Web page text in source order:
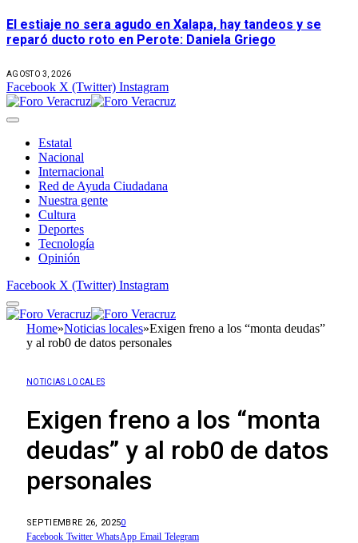
El estiaje no sera agudo en Xalapa, hay tandeos y se
reparó ducto roto en Perote: Daniela Griego
AGOSTO 3, 2026
Facebook X (Twitter) Instagram
Estatal
Nacional
Internacional
Red de Ayuda Ciudadana
Nuestra gente
Cultura
Deportes
Tecnología
Opinión
Facebook X (Twitter) Instagram
Home»Noticias locales»Exigen freno a los “monta deudas”
y al rob0 de datos personales
NOTICIAS LOCALES
Exigen freno a los “monta
deudas” y al rob0 de datos
personales
SEPTIEMBRE 26, 20250
Facebook Twitter WhatsApp Email Telegram